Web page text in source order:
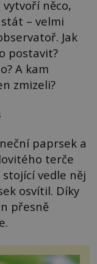
něco,
– velmi
Jak
postavit?
A kam
zmizeli?
paprsek a
terče
vedle něj
osvítil. Díky
přesně